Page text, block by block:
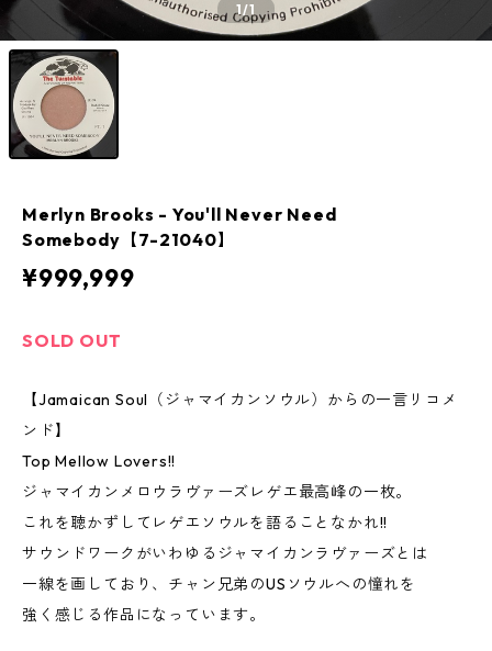
1/1
Merlyn Brooks - You'll Never Need
Somebody【7-21040】
¥999,999
SOLD OUT
【Jamaican Soul（ジャマイカンソウル）からの一言リコメ
ンド】
Top Mellow Lovers!!
ジャマイカンメロウラヴァーズレゲエ最高峰の一枚。
これを聴かずしてレゲエソウルを語ることなかれ!!
サウンドワークがいわゆるジャマイカンラヴァーズとは
一線を画しており、チャン兄弟のUSソウルへの憧れを
強く感じる作品になっています。